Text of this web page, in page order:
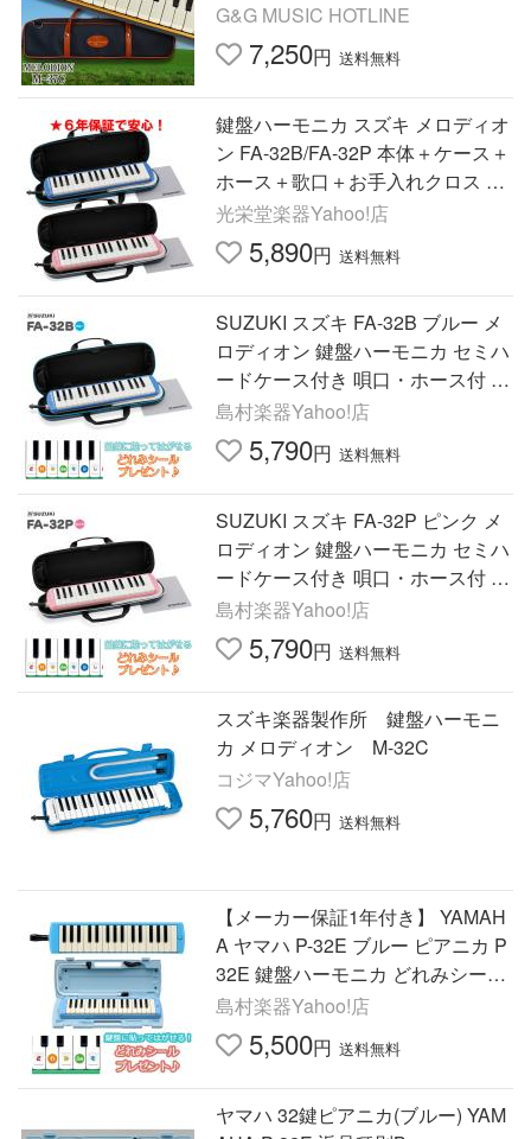
G&G MUSIC HOTLINE
7,250円 送料無料
鍵盤ハーモニカ スズキ メロディオ
ン FA-32B/FA-32P 本体＋ケース＋
ホース＋歌口＋お手入れクロス か
いめいシール付き！正規代理店6年
保証で安心
光栄堂楽器Yahoo!店
5,890円 送料無料
SUZUKI スズキ FA-32B ブルー メ
ロディオン 鍵盤ハーモニカ セミハ
ードケース付き 唄口・ホース付 F
A32B どれみシールプレゼント
島村楽器Yahoo!店
5,790円 送料無料
SUZUKI スズキ FA-32P ピンク メ
ロディオン 鍵盤ハーモニカ セミハ
ードケース付き 唄口・ホース付 F
A32P どれみシールプレゼント
島村楽器Yahoo!店
5,790円 送料無料
スズキ楽器製作所 鍵盤ハーモニ
カ メロディオン M-32C
コジマYahoo!店
5,760円 送料無料
【メーカー保証1年付き】 YAMAH
A ヤマハ P-32E ブルー ピアニカ P
32E 鍵盤ハーモニカ どれみシール
プレゼント
島村楽器Yahoo!店
5,500円 送料無料
ヤマハ 32鍵ピアニカ(ブルー) YAM